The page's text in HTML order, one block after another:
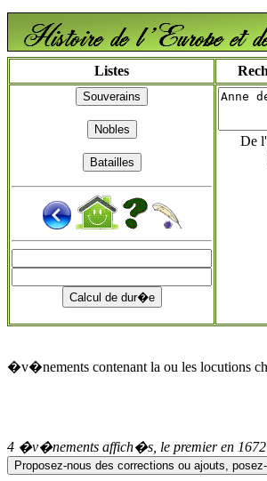
Listes
De
�v�nements contenant la ou les locutions
4 �v�nements affich�s, le premier en 1672